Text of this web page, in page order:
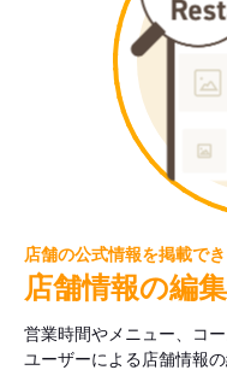
店舗の公式情報を掲載で
店舗情報の編
営業時間やメニュー、コ
ユーザーによる店舗情報